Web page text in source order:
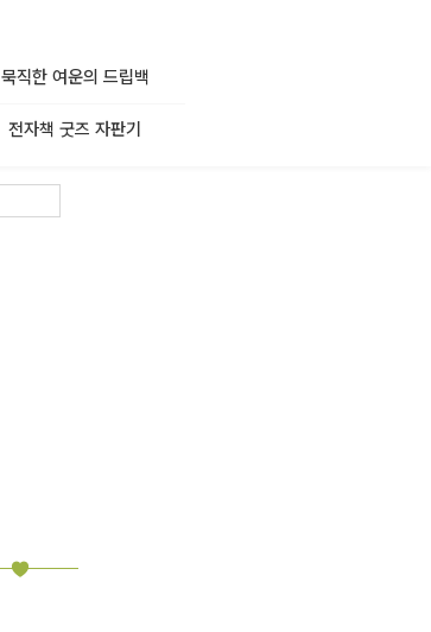
묵직한 여운의 드립백
전자책 굿즈 자판기